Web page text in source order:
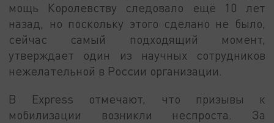
мощь Королевству следовало ещё 10 лет
назад, но поскольку этого сделано не было,
сейчас самый подходящий момент,
утверждает один из научных сотрудников
нежелательной в России организации.
В Express отмечают, что призывы к
мобилизации возникли неспроста. За